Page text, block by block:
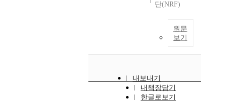
단(NRF)
원문
보기
내보내기
내책장담기
한글로보기